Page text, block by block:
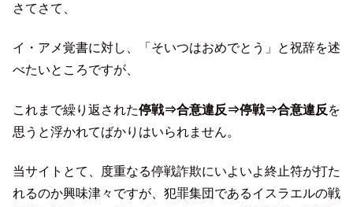
さてさて、
イ・アメ覚書に対し、「そいつはおめでとう」と祝辞を述
べたいところですが、
これまで繰り返された停戦⇒合意違反⇒停戦⇒合意違反 を
思うと浮かれてばかりはいられません。
当サイトとて、度重なる停戦詐欺にいよいよ終止符が打た
れるのか興味津々ですが、犯罪集団であるイスラエルの戦